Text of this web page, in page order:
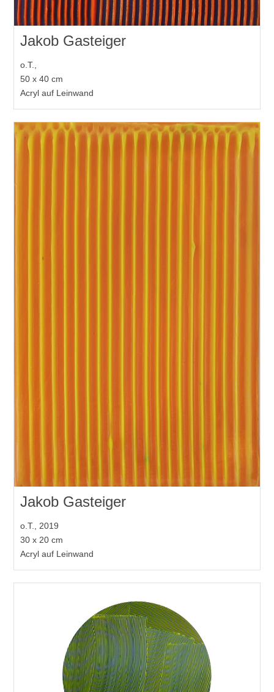
Jakob Gasteiger
o.T.,
50 x 40 cm
Acryl auf Leinwand
Jakob Gasteiger
o.T., 2019
30 x 20 cm
Acryl auf Leinwand